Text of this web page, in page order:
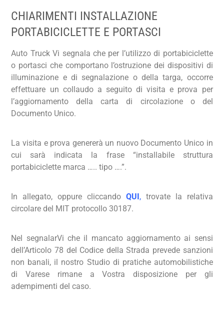
CHIARIMENTI INSTALLAZIONE
PORTABICICLETTE E PORTASCI
Auto Truck Vi segnala che per l’utilizzo di portabiciclette
o portasci che comportano l’ostruzione dei dispositivi di
illuminazione e di segnalazione o della targa, occorre
effettuare un collaudo a seguito di visita e prova per
l’aggiornamento della carta di circolazione o del
Documento Unico.
La visita e prova genererà un nuovo Documento Unico in
cui sarà indicata la frase “installabile struttura
portabiciclette marca ….. tipo ….”.
In allegato, oppure cliccando QUI,trovate la relativa
circolare del MIT protocollo 30187.
Nel segnalarVi che il mancato aggiornamento ai sensi
dell’Articolo 78 del Codice della Strada prevede sanzioni
non banali, il nostro Studio di pratiche automobilistiche
di Varese rimane a Vostra disposizione per gli
adempimenti del caso.